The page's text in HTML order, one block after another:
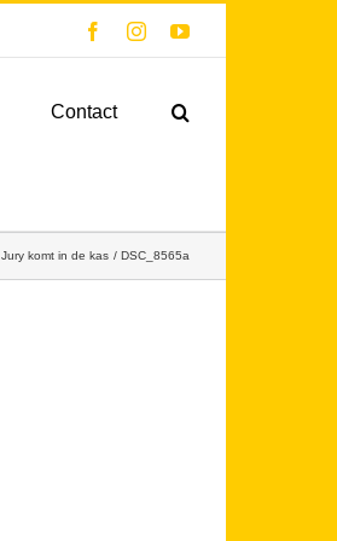
FacebookInstagramYouTube
Contact
Jury komt in de kas DSC_8565a